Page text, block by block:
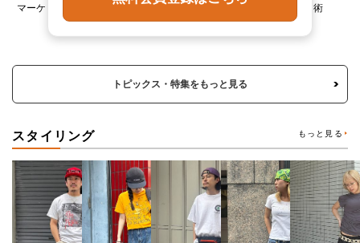
マーケットで本気ショッピング
く着るレイヤード＆ミックス術
トピックス・特集をもっと見る
スタイリング もっと見る